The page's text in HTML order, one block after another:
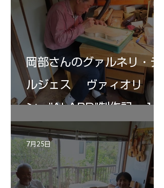
岡部さんのグァルネリ・デ
ルジェス ヴァィオリ
ン ”ALARD"制作記 １2
7月25日